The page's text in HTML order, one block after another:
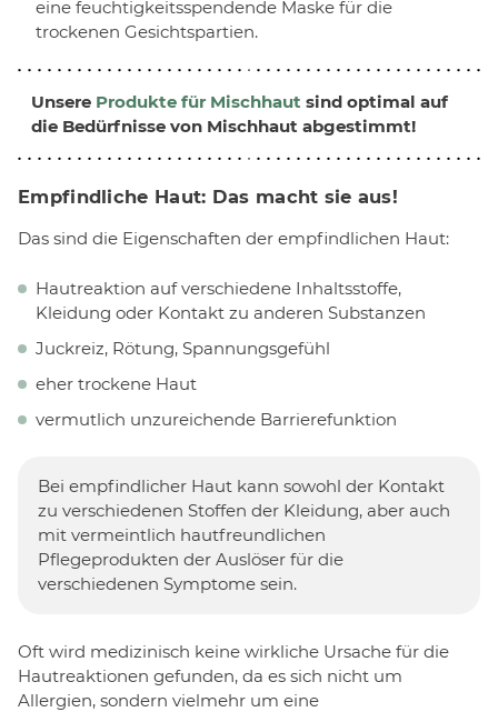
eine feuchtigkeitsspendende Maske für die
trockenen Gesichtspartien.
Unsere Produkte für Mischhaut sind optimal auf
die Bedürfnisse von Mischhaut abgestimmt!
Empfindliche Haut: Das macht sie aus!
Das sind die Eigenschaften der empfindlichen Haut:
Hautreaktion auf verschiedene Inhaltsstoffe,
Kleidung oder Kontakt zu anderen Substanzen
Juckreiz, Rötung, Spannungsgefühl
eher trockene Haut
vermutlich unzureichende Barrierefunktion
Bei empfindlicher Haut kann sowohl der Kontakt
zu verschiedenen Stoffen der Kleidung, aber auch
mit vermeintlich hautfreundlichen
Pflegeprodukten der Auslöser für die
verschiedenen Symptome sein.
Oft wird medizinisch keine wirkliche Ursache für die
Hautreaktionen gefunden, da es sich nicht um
Allergien, sondern vielmehr um eine